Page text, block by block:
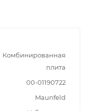
Комбинированная
плита
00-01190722
Maunfeld